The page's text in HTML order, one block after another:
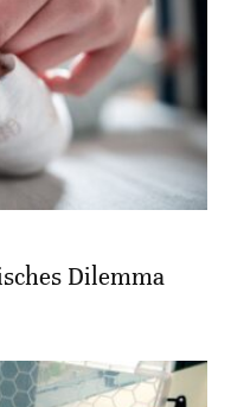
Dilemma